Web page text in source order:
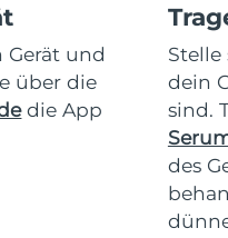
Gerät und
über die
die App
Stelle
dein
sind.
des